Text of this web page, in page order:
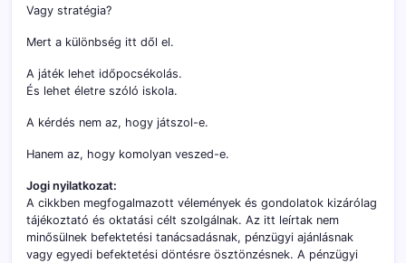
Vagy stratégia?
Mert a különbség itt dől el.
A játék lehet időpocsékolás.
És lehet életre szóló iskola.
A kérdés nem az, hogy játszol-e.
Hanem az, hogy komolyan veszed-e.
Jogi nyilatkozat:
A cikkben megfogalmazott vélemények és gondolatok kizárólag
tájékoztató és oktatási célt szolgálnak. Az itt leírtak nem
minősülnek befektetési tanácsadásnak, pénzügyi ajánlásnak
vagy egyedi befektetési döntésre ösztönzésnek. A pénzügyi